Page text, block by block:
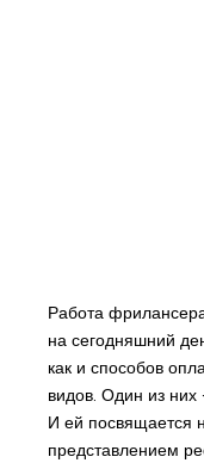
Работа
на сегодняшний
как и способов
видов. Один из них
И ей посвящается
представлением